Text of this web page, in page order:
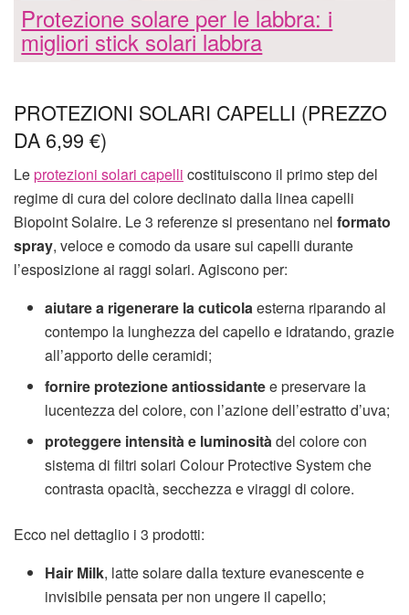
Protezione solare per le labbra: i
migliori stick solari labbra
PROTEZIONI SOLARI CAPELLI (PREZZO
DA 6,99 €)
Leprotezioni solari capelli costituiscono il primo step del
regime di cura del colore declinato dalla linea capelli
Biopoint Solaire. Le 3 referenze si presentano nel formato
spray, veloce e comodo da usare sui capelli durante
l’esposizione ai raggi solari. Agiscono per:
aiutare a rigenerare la cuticolaesterna riparando al
contempo la lunghezza del capello e idratando, grazie
all’apporto delle ceramidi;
fornire protezione antiossidantee preservare la
lucentezza del colore, con l’azione dell’estratto d’uva;
proteggere intensità e luminositàdel colore con
sistema di filtri solari Colour Protective System che
contrasta opacità, secchezza e viraggi di colore.
Ecco nel dettaglio i 3 prodotti:
Hair Milk, latte solare dalla texture evanescente e
invisibile pensata per non ungere il capello;